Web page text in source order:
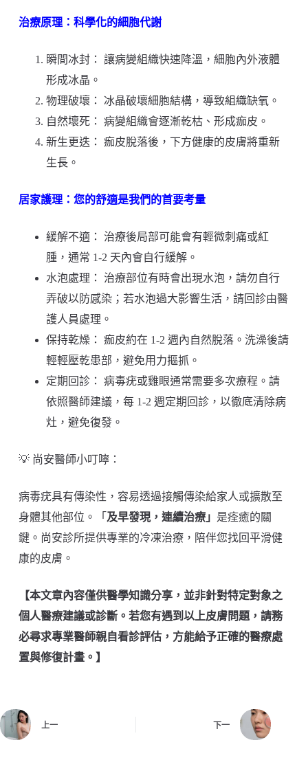
治療原理：科學化的細胞代謝
瞬間冰封： 讓病變組織快速降溫，細胞內外液體
形成冰晶。
物理破壞： 冰晶破壞細胞結構，導致組織缺氧。
自然壞死： 病變組織會逐漸乾枯、形成痂皮。
新生更迭： 痂皮脫落後，下方健康的皮膚將重新
生長。
居家護理：您的舒適是我們的首要考量
緩解不適： 治療後局部可能會有輕微刺痛或紅
腫，通常 1-2 天內會自行緩解。
水泡處理： 治療部位有時會出現水泡，請勿自行
弄破以防感染；若水泡過大影響生活，請回診由醫
護人員處理。
保持乾燥： 痂皮約在 1-2 週內自然脫落。洗澡後請
輕輕壓乾患部，避免用力摳抓。
定期回診： 病毒疣或雞眼通常需要多次療程。請
依照醫師建議，每 1-2 週定期回診，以徹底清除病
灶，避免復發。
💡 尚安醫師小叮嚀：
病毒疣具有傳染性，容易透過接觸傳染給家人或擴散至
身體其他部位。「 及早發現，連續治療」 是痊癒的關
鍵。尚安診所提供專業的冷凍治療，陪伴您找回平滑健
康的皮膚。
【本文章內容僅供醫學知識分享，並非針對特定對象之
個人醫療建議或診斷。若您有遇到以上皮膚問題，請務
必尋求專業醫師親自看診評估，方能給予正確的醫療處
置與修復計畫。】
上一 下一